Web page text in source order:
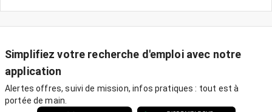
Simplifiez votre recherche d'emploi avec notre
application
Alertes offres, suivi de mission, infos pratiques : tout est à
portée de main.